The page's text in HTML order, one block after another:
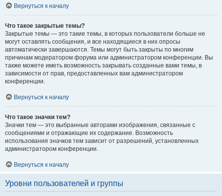
Вернуться к началу
Что такое закрытые темы?
Закрытые темы — это такие темы, в которых пользователи больше не
могут оставлять сообщения, и все находящиеся в них опросы
автоматически завершаются. Темы могут быть закрыты по многим
причинам модератором форума или администратором конференции. Вы
также можете иметь возможность закрывать созданные вами темы, в
зависимости от прав, предоставленных вам администратором
конференции.
Вернуться к началу
Что такое значки тем?
Значки тем — это выбранные авторами изображения, связанные с
сообщениями и отражающие их содержание. Возможность
использования значков тем зависит от разрешений, установленных
администратором конференции.
Вернуться к началу
Уровни пользователей и группы